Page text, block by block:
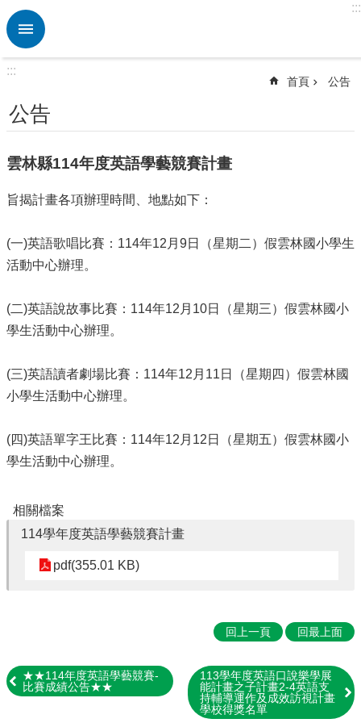
跳到主要內容區塊
進
階
熱
門
鍵
字
🏫
資
中
心
🎯
英
賽
English
🆒
英
上
習
語
教
學
:::
:::
首頁 公告
公告
雲林縣114年度英語學藝競賽計畫
旨揭計畫各項辦理時間、地點如下：
(一)英語歌唱比賽：114年12月9日（星期二）假雲林國小學生
活動中心辦理。
(二)英語說故事比賽：114年12月10日（星期三）假雲林國小
學生活動中心辦理。
(三)英語讀者劇場比賽：114年12月11日（星期四）假雲林國
小學生活動中心辦理。
(四)英語單字王比賽：114年12月12日（星期五）假雲林國小
學生活動中心辦理。
相關檔案
114學年度英語學藝競賽計畫
pdf(355.01 KB)
回上一頁 回最上面
★★114年度英語學藝競賽-
比賽成績公告★★
113學年度英語口說樂學展
能計畫之子計畫2-4英語支
持輔導運作及成效訪視計畫
學校得獎名單